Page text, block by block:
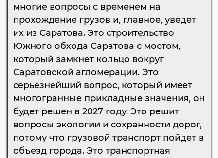
многие вопросы с временем на
прохождение грузов и, главное, уведет
их из Саратова. Это строительство
Южного обхода Саратова с мостом,
который замкнет кольцо вокруг
Саратовской агломерации. Это
серьезнейший вопрос, который имеет
многогранные прикладные значения, он
будет решен в 2027 году. Это решит
вопросы экологии и сохранности дорог,
потому что грузовой транспорт пойдет в
объезд города. Это транспортная